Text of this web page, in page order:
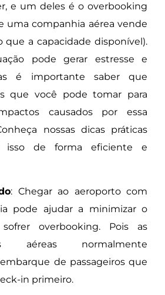
e um deles é o overbooking
uma companhia aérea vende
que a capacidade disponível).
pode gerar estresse e
é importante saber que
que você pode tomar para
causados por essa
nossas dicas práticas
isso de forma eficiente e
: Chegar ao aeroporto com
pode ajudar a minimizar o
overbooking. Pois as
aéreas normalmente
de passageiros que
in primeiro.